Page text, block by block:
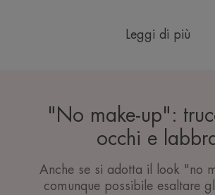
Leggi di più
"No make-up":
occhi e
Anche se si adotta il look "no
comunque possibile esaltare